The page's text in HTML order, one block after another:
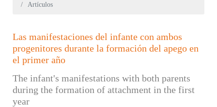
Artículos
Las manifestaciones del infante con ambos
progenitores durante la formación del apego en
el primer año
The infant's manifestations with both parents
during the formation of attachment in the first
year